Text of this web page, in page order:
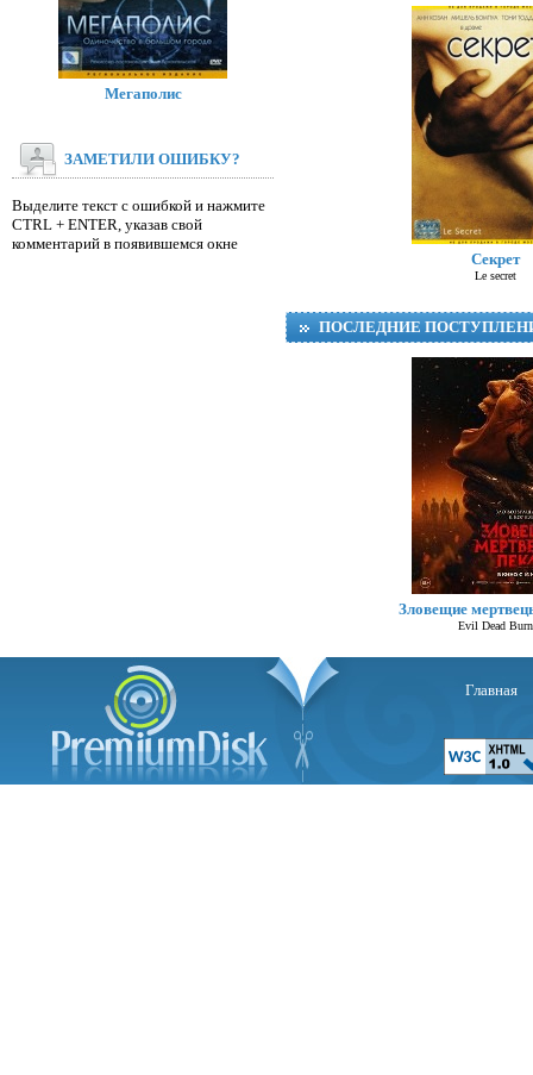
Секрет
Le secret
ПОСЛЕДНИЕ
Зловещие
Evil Dead Burn
Мегаполис
ЗАМЕТИЛИ ОШИБКУ?
Выделите текст с ошибкой и нажмите
CTRL + ENTER, указав свой
комментарий в появившемся окне
Главная